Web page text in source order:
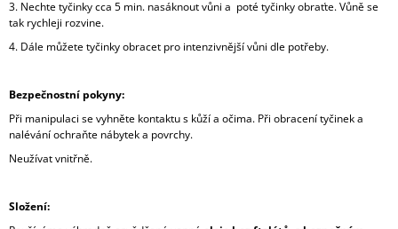
3. Nechte tyčinky cca 5 min. nasáknout vůni a poté tyčinky obraťte. Vůně se
tak rychleji rozvine.
4. Dále můžete tyčinky obracet pro intenzivnější vůni dle potřeby.
Bezpečnostní pokyny:
Při manipulaci se vyhněte kontaktu s kůží a očima. Při obracení tyčinek a
nalévání ochraňte nábytek a povrchy.
Neužívat vnitřně.
Složení: